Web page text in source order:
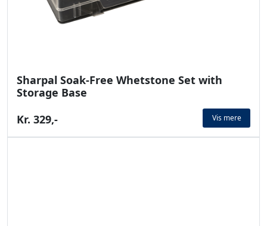
Sharpal Soak-Free Whetstone Set with
Storage Base
Kr. 329,-
Vis mere